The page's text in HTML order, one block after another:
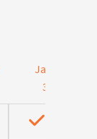
Jaar
3